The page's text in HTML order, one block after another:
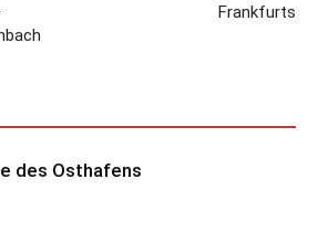
Frankfurts
des Osthafens